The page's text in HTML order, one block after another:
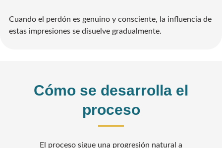
Cuando el perdón es genuino y consciente, la influencia de
estas impresiones se disuelve gradualmente.
Cómo se desarrolla el
proceso
El proceso sigue una progresión natural a